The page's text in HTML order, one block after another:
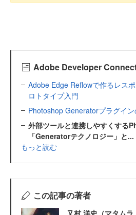
Adobe Developer
Adobe Edge Reflowで作るレス
ロトタイプ入門
Photoshop Generatorプラグイ
外部ツールと連携しやすくする
「Generatorテクノロジー」と...
もっと読む
この記事の著者
又村 洋史（マタムラ